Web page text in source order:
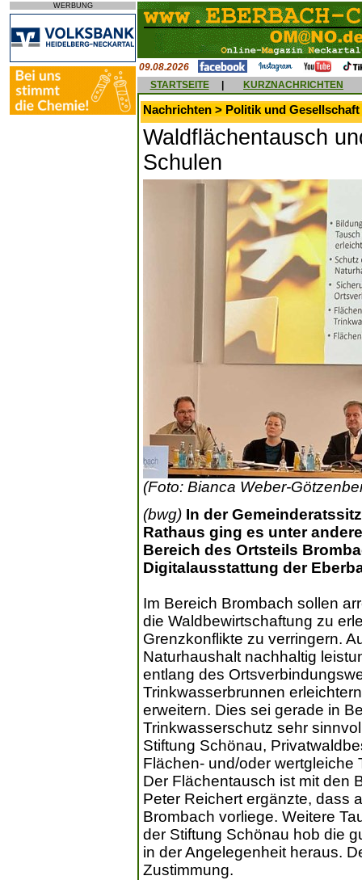
WERBUNG
09.08.2026
STARTSEITE
KURZNACHRICHTEN
Nachrichten > Politik und Gesellschaft
Waldflächentausch
Schulen
(Foto: Bianca Weber-
(bwg) In der
Rathaus ging es unter
Bereich des Ortsteils
Digitalausstattung der
Im Bereich Brombach sollen
die Waldbewirtschaftung zu
Grenzkonflikte zu verringern.
Naturhaushalt nachhaltig
entlang des
Trinkwasserbrunnen
erweitern. Dies sei gerade in
Trinkwasserschutz sehr
Stiftung Schönau,
Flächen- und/oder wertgleiche
Der Flächentausch ist mit den
Peter Reichert ergänzte, dass
Brombach vorliege. Weitere
der Stiftung Schönau hob die
in der Angelegenheit heraus.
Zustimmung.